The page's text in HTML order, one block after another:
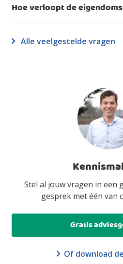
Hoe verloopt de
Alle veelgestelde vragen
Stel al jouw vragen in een
gesprek met één van
Gratis
Of download